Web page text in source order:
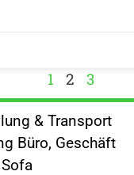
1 2 3
& Transport
Büro, Geschäft